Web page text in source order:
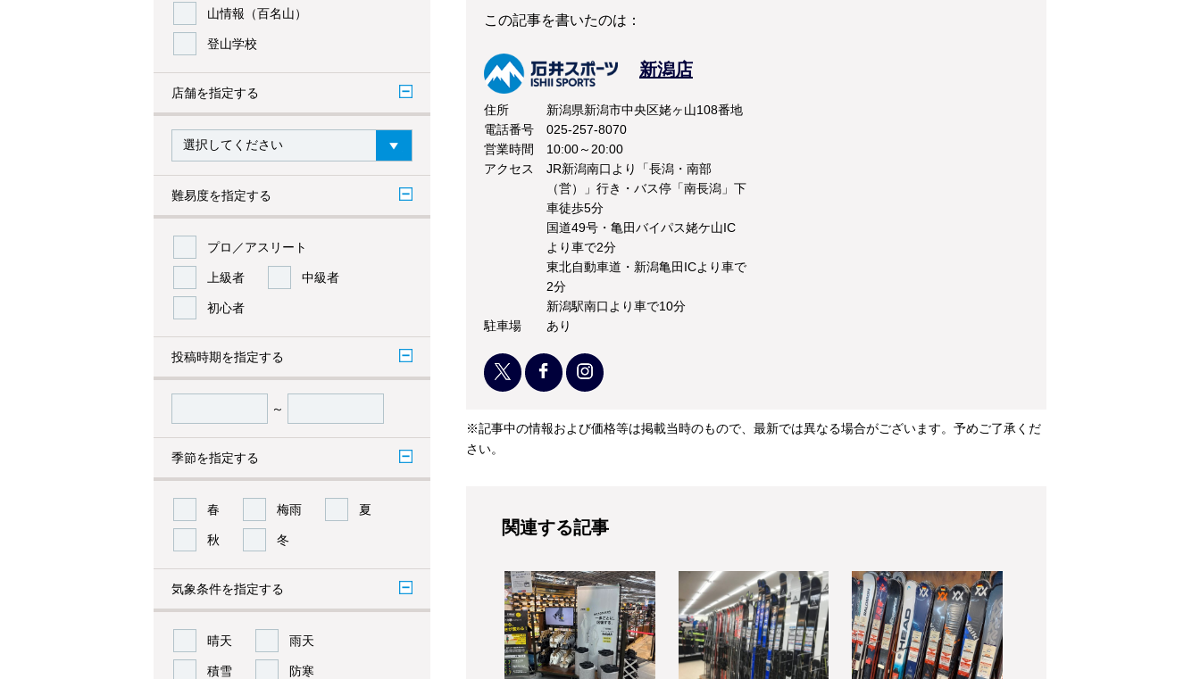
山情報（百名山）
登山学校
店舗を指定する
難易度を指定する
プロ／アスリート
上級者 中級者
初心者
投稿時期を指定する
～
季節を指定する
春 梅雨 夏
秋 冬
気象条件を指定する
晴天 雨天
積雪 防寒
この記事を書いたのは：
新潟店
住所
新潟県新潟市中央区姥ヶ山108番地
電話番号
025-257-8070
営業時間
10:00～20:00
アクセス
JR新潟南口より「長潟・南部
（営）」行き・バス停「南長潟」下
車徒歩5分
国道49号・亀田バイパス姥ケ山IC
より車で2分
東北自動車道・新潟亀田ICより車で
2分
新潟駅南口より車で10分
駐車場
あり
※記事中の情報および価格等は掲載当時のもので、最新では異なる場合がございます。予めご了承くだ
さい。
関連する記事